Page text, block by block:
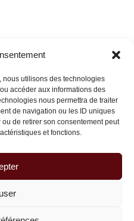
nous utilisons des technologies
accéder aux informations des
nous permettra de traiter
de navigation ou les ID uniques
de retirer son consentement peut
et fonctions.